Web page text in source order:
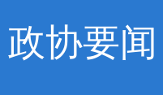
政协要闻